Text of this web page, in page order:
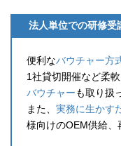
法人単位での研修受
便利なバウチャー方
1社貸切開催など柔
バウチャーも取り扱
また、 実務に生かす
様向けのOEM供給、